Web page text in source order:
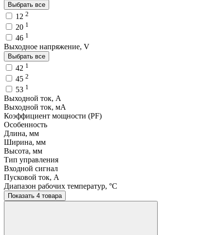
Выбрать все
12 2
20 1
46 1
Выходное напряжение, V
Выбрать все
42 1
45 2
53 1
Выходной ток, A
Выходной ток, мA
Коэффициент мощности (PF)
Особенность
Длина, мм
Ширина, мм
Высота, мм
Тип управления
Входной сигнал
Пусковой ток, A
Диапазон рабочих температур, °C
Показать 4 товара